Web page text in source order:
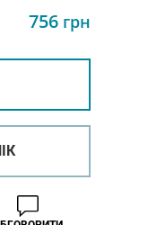
756 грн